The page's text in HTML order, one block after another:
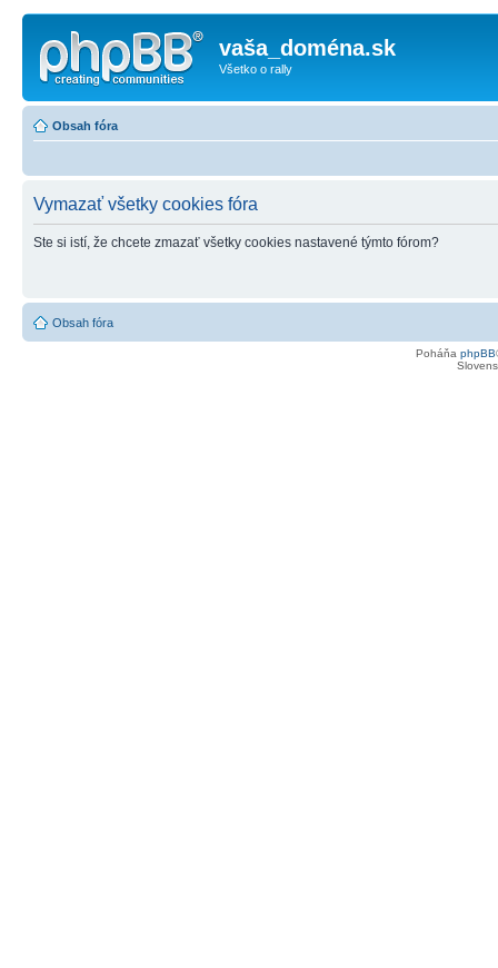
vaša_doména.sk
Všetko o rally
Obsah fóra
Vymazať všetky cookies fóra
Ste si istí, že chcete zmazať všetky cookies nastavené týmto fórom?
Obsah fóra
Poháňa phpBB